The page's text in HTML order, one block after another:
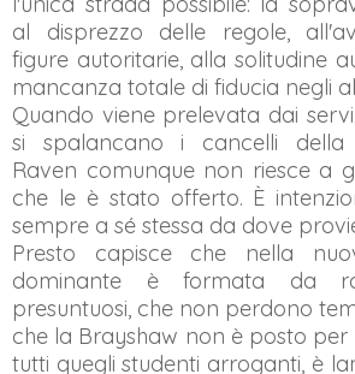
al disprezzo delle regole,
figure autoritarie, alla solitudine
mancanza totale di fiducia negli
Quando viene prelevata dai
si spalancano i cancelli della
Raven comunque non riesce a
che le è stato offerto. È
sempre a sé stessa da dove
Presto capisce che nella
dominante è formata da
presuntuosi, che non perdono
che la Brayshaw non è posto per
tutti quegli studenti arroganti, è